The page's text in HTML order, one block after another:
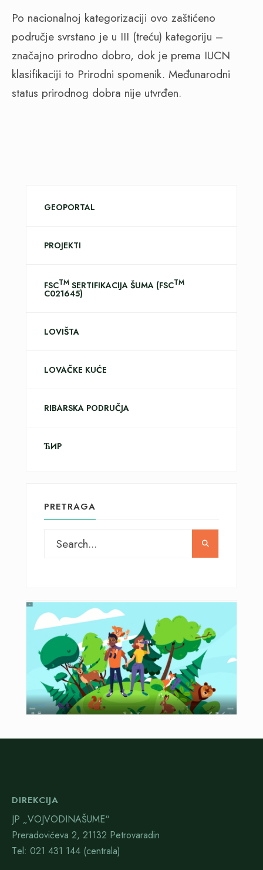
Po nacionalnoj kategorizaciji ovo zaštićeno
područje svrstano je u III (treću) kategoriju –
značajno prirodno dobro, dok je prema IUCN
klasifikaciji to Prirodni spomenik. Međunarodni
status prirodnog dobra nije utvrđen.
GEOPORTAL
PROJEKTI
FSCTM SERTIFIKACIJA ŠUMA (FSCTM
C021645)
LOVIŠTA
LOVAČKE KUĆE
RIBARSKA PODRUČJA
ЋИР
PRETRAGA
DIREKCIJA
JP „VOJVODINAŠUME“
Preradovićeva 2, 21132 Petrovaradin
Тel: 021 431 144 (centrala)